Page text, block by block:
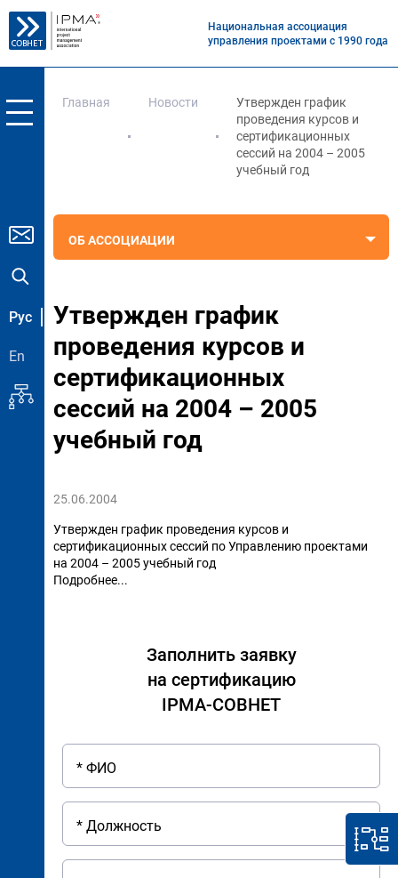
Национальная ассоциация
управления проектами с 1990 года
Рус
En
Главная Новости
Утвержден график
проведения курсов и
сертификационных
сессий на 2004 – 2005
учебный год
Заполнить заявку
на сертификацию
IPMA-СОВНЕТ
ОБ АССОЦИАЦИИ
Утвержден график
проведения курсов и
сертификационных
сессий на 2004 – 2005
учебный год
25.06.2004
Утвержден график проведения курсов и
сертификационных сессий по Управлению проектами
на 2004 – 2005 учебный год
Подробнее...